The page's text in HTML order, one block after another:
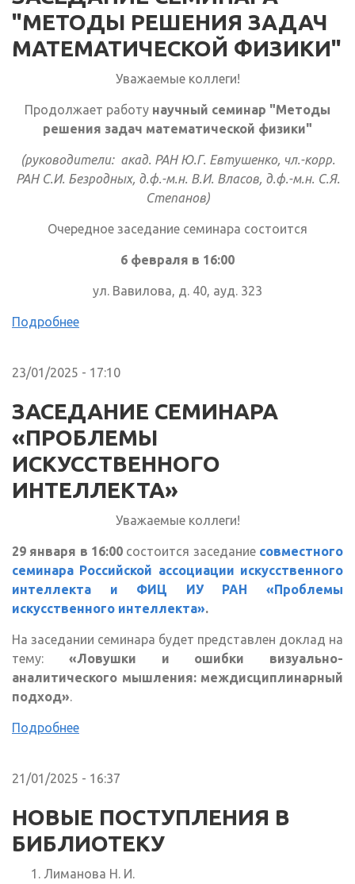
"МЕТОДЫ РЕШЕНИЯ ЗАДАЧ
МАТЕМАТИЧЕСКОЙ ФИЗИКИ"
Уважаемые коллеги!
Продолжает работу научный семинар "Методы
решения задач математической физики"
(руководители: акад. РАН Ю.Г. Евтушенко, чл.-корр.
РАН С.И. Безродных, д.ф.-м.н. В.И. Власов, д.ф.-м.н. С.Я.
Степанов)
Очередное заседание семинара состоится
6 февраля в 16:00
ул. Вавилова, д. 40, ауд. 323
Подробнее
23/01/2025 - 17:10
ЗАСЕДАНИЕ СЕМИНАРА
«ПРОБЛЕМЫ
ИСКУССТВЕННОГО
ИНТЕЛЛЕКТА»
Уважаемые коллеги!
29 января в 16:00 состоится заседание совместного
семинара Российской ассоциации искусственного
интеллекта и ФИЦ ИУ РАН «Проблемы
искусственного интеллекта».
На заседании семинара будет представлен доклад на
тему: «Ловушки и ошибки визуально-
аналитического мышления: междисциплинарный
подход».
Подробнее
21/01/2025 - 16:37
НОВЫЕ ПОСТУПЛЕНИЯ В
БИБЛИОТЕКУ
Лиманова Н. И.